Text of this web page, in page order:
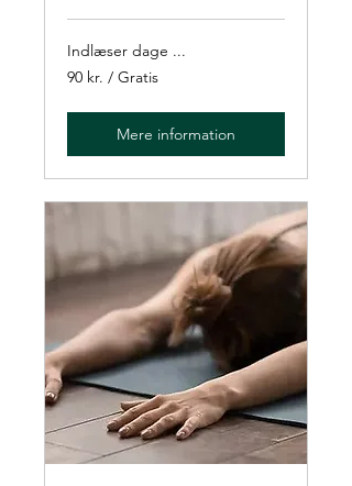
Indlæser dage ...
90
kr.
90 kr. / Gratis
Mere information